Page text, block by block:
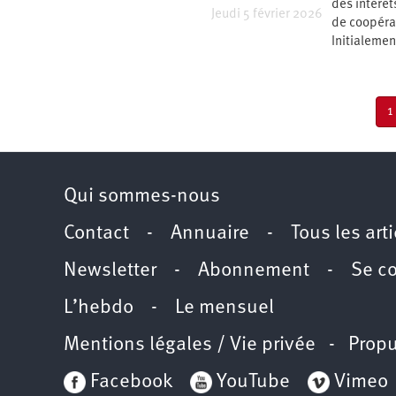
Jeudi 5 février 2026
des
de
1
Qui sommes-nous
Contact - Annuaire - Tous les
Newsletter- Abonnement - Se
L’hebdo - Le mensuel
Mentions légales / Vie privée -
Facebook
YouTube Vimeo